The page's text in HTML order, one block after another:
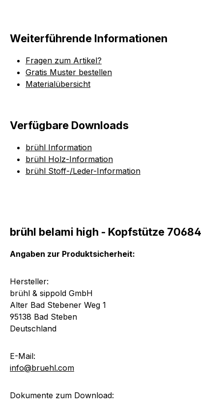
Weiterführende Informationen
Fragen zum Artikel?
Gratis Muster bestellen
Materialübersicht
Verfügbare Downloads
brühl Information
brühl Holz-Information
brühl Stoff-/Leder-Information
brühl belami high - Kopfstütze 70684
Angaben zur Produktsicherheit:
Hersteller:
brühl & sippold GmbH
Alter Bad Stebener Weg 1
95138 Bad Steben
Deutschland
E-Mail:
info@bruehl.com
Dokumente zum Download: